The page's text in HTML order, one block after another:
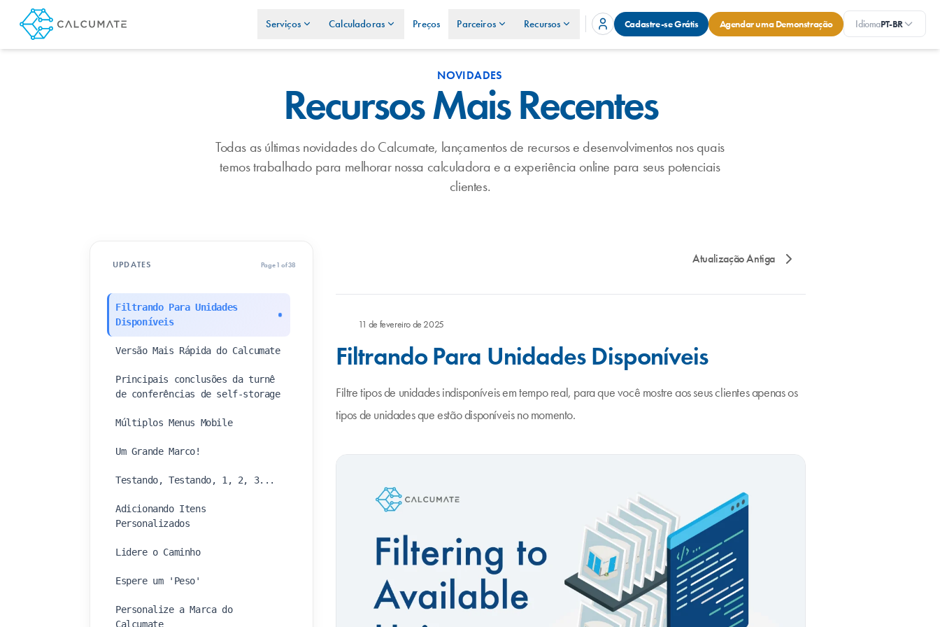
Serviços Calculadoras Preços Parceiros Recursos Cadastre-se Grátis Agendar uma Demonstração IdiomaPT-BR
NOVIDADES
Recursos Mais Recentes
Todas as últimas novidades do Calcumate, lançamentos de recursos e desenvolvimentos nos quais
temos trabalhado para melhorar nossa calculadora e a experiência online para seus potenciais
clientes.
UPDATES Page 1 of 38
Filtrando Para Unidades
Disponíveis
Versão Mais Rápida do Calcumate
Principais conclusões da turnê
de conferências de self-storage
Múltiplos Menus Mobile
Um Grande Marco!
Testando, Testando, 1, 2, 3...
Adicionando Itens
Personalizados
Lidere o Caminho
Espere um 'Peso'
Personalize a Marca do
Calcumate
Atualização Antiga
11 de fevereiro de 2025
Filtrando Para Unidades Disponíveis
Filtre tipos de unidades indisponíveis em tempo real, para que você mostre aos seus clientes apenas os
tipos de unidades que estão disponíveis no momento.